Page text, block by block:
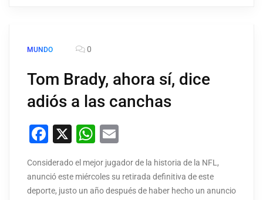
MUNDO 0
Tom Brady, ahora sí, dice
adiós a las canchas
Facebook
X WhatsApp
Considerado el mejor jugador de la historia de la NFL,
anunció este miércoles su retirada definitiva de este
deporte, justo un año después de haber hecho un anuncio